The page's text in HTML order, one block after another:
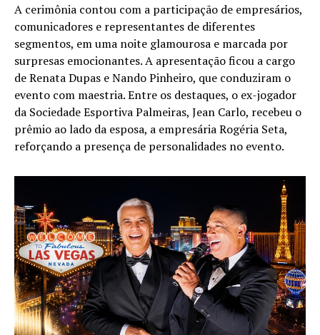
A cerimônia contou com a participação de empresários,
comunicadores e representantes de diferentes
segmentos, em uma noite glamourosa e marcada por
surpresas emocionantes. A apresentação ficou a cargo
de Renata Dupas e Nando Pinheiro, que conduziram o
evento com maestria. Entre os destaques, o ex-jogador
da Sociedade Esportiva Palmeiras, Jean Carlo, recebeu o
prêmio ao lado da esposa, a empresária Rogéria Seta,
reforçando a presença de personalidades no evento.